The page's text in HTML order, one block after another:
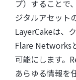
プ）することで
ジタルアセット
LayerCakeは、
Flare Networks
可能にします。
あらゆる情報を